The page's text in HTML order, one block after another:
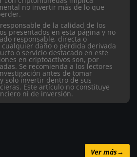
no invertir más de lo que
de la calidad de los
presentados en esta página y no
responsable, directa o
daño o pérdida derivada
o servicio destacado en este
en criptoactivos son, por
Se recomienda a los lectores
antes de tomar
solo invertir dentro de sus
Este artículo no constituye
ni de inversión.
Ver más→